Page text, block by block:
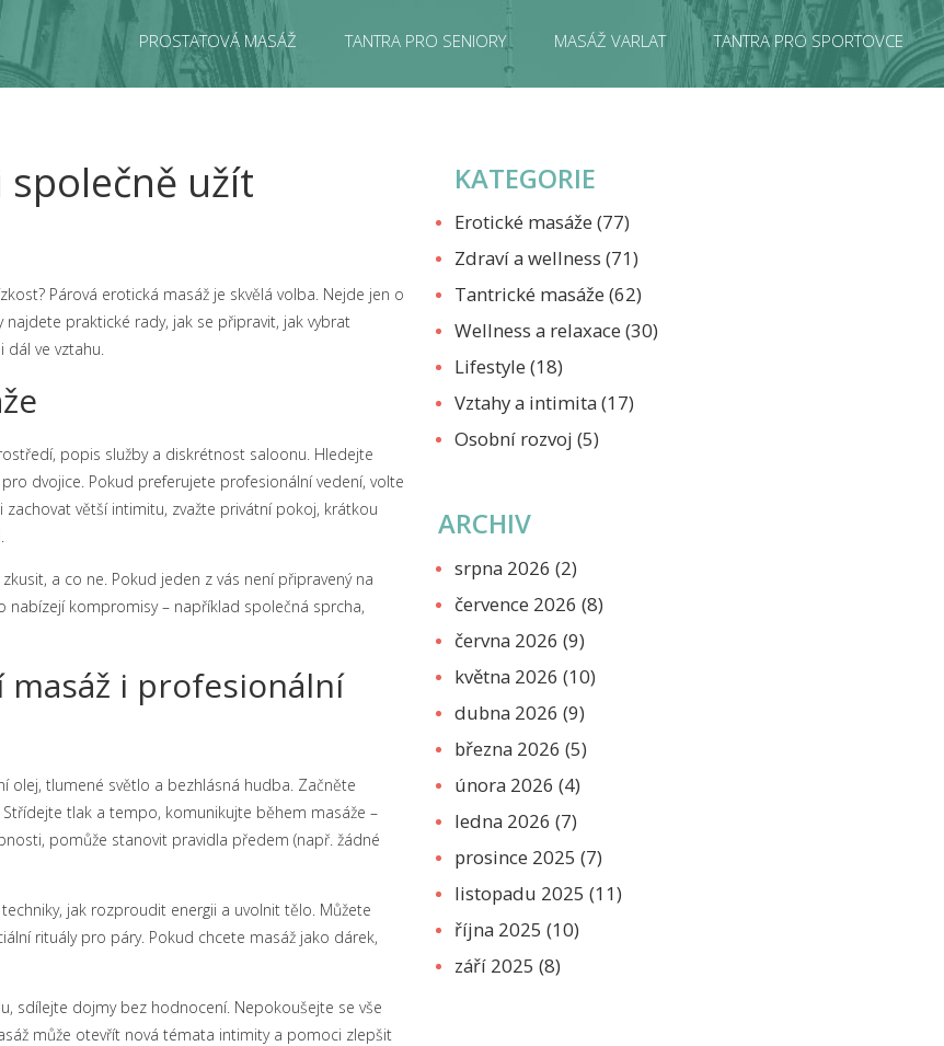
PROSTATOVÁ MASÁŽ TANTRA PRO SENIORY MASÁŽ VARLAT TANTRA PRO SPORTOVCE
společně užít
Párová erotická masáž je skvělá volba. Nejde jen o
praktické rady, jak se připravit, jak vybrat
dál ve vztahu.
popis služby a diskrétnost saloonu. Hledejte
dvojice. Pokud preferujete profesionální vedení, volte
větší intimitu, zvažte privátní pokoj, krátkou
a co ne. Pokud jeden z vás není připravený na
kompromisy – například společná sprcha,
i profesionální
olej, tlumené světlo a bezhlásná hudba. Začněte
tlak a tempo, komunikujte během masáže –
pomůže stanovit pravidla předem (např. žádné
jak rozproudit energii a uvolnit tělo. Můžete
rituály pro páry. Pokud chcete masáž jako dárek,
sdílejte dojmy bez hodnocení. Nepokoušejte se vše
může otevřít nová témata intimity a pomoci zlepšit
KATEGORIE
Erotické masáže (77)
Zdraví a wellness (71)
Tantrické masáže (62)
Wellness a relaxace (30)
Lifestyle (18)
Vztahy a intimita (17)
Osobní rozvoj (5)
ARCHIV
srpna 2026 (2)
července 2026 (8)
června 2026 (9)
května 2026 (10)
dubna 2026 (9)
března 2026 (5)
února 2026 (4)
ledna 2026 (7)
prosince 2025 (7)
listopadu 2025 (11)
října 2025 (10)
září 2025 (8)